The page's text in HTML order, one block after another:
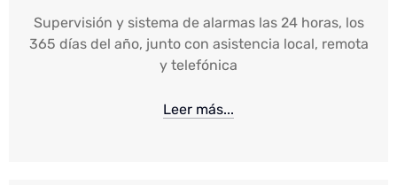
Supervisión y sistema de alarmas las 24 horas, los
365 días del año, junto con asistencia local, remota
y telefónica
Leer más...